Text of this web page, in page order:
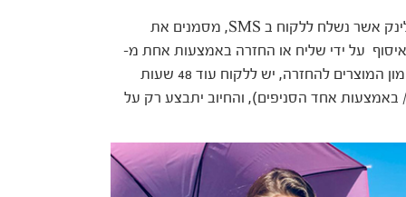
באמצעות לחיצה על לינק אשר נשלח ללקוח ב SMS, מסמנים את
על ידי שליח או החזרה באמצעות אחת מ-
150 נקודות מכירה בפריסה ארצית מלאה – מרגע סימון המוצרים להחזרה, יש ללקוח עוד 48 שעות
באמצעות אחד הסניפים), והחיוב יתבצע רק על